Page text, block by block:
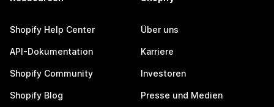
Shopify Help Center
API-Dokumentation
Shopify Community
Shopify Blog
Über uns
Karriere
Investoren
Presse und Medien